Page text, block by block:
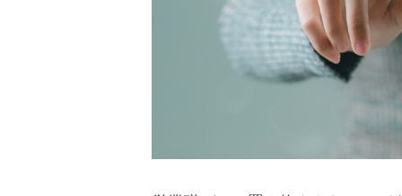
トークスクリプトの作成
音声の解析
営業現場で起きている3つ